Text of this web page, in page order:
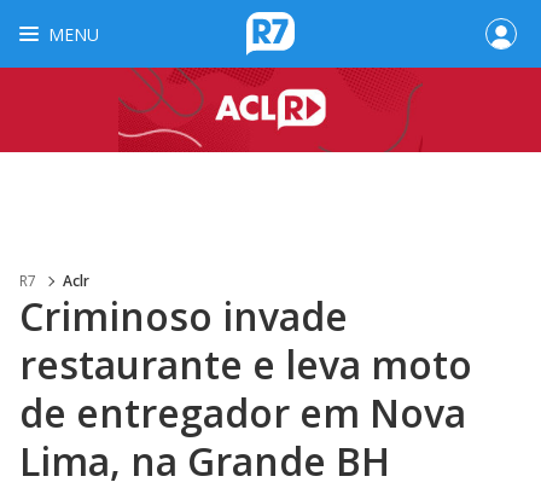
MENU
R7 Aclr
Criminoso invade
restaurante e leva moto
de entregador em Nova
Lima, na Grande BH